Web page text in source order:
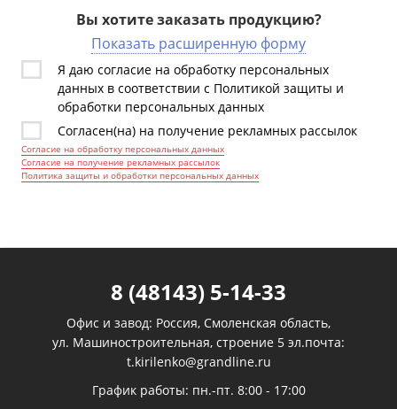
Вы хотите заказать продукцию?
Показать расширенную форму
Я даю согласие на обработку персональных
данных в соответствии с Политикой защиты и
обработки персональных данных
Согласен(на) на получение рекламных рассылок
Согласие на обработку персональных данных
Согласие на получение рекламных рассылок
Политика защиты и обработки персональных данных
8 (48143) 5-14-33
Офис и завод: Россия, Смоленская область,
ул. Машиностроительная, строение 5 эл.почта:
t.kirilenko@grandline.ru
График работы: пн.-пт. 8:00 - 17:00